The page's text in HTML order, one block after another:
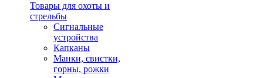
Товары для охоты и
стрельбы
Сигнальные
устройства
Капканы
Манки, свистки,
горны, рожки